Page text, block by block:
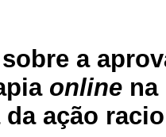
a
online na
da ação